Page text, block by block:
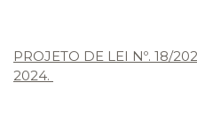
PROJETO DE LEI Nº. 18/
2024.